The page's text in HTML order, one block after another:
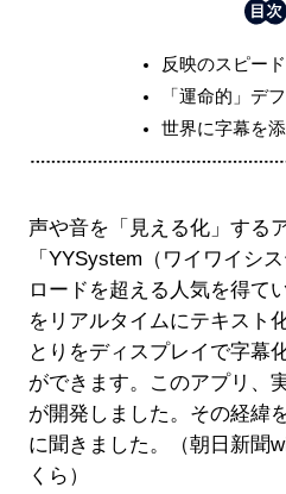
反映のスピー
「運命的」デ
世界に字幕を
声や音を「見える化」する
「YYSystem（ワイワイシ
ロードを超える人気を得て
をリアルタイムにテキスト
とりをディスプレイで字幕
ができます。このアプリ、
が開発しました。その経緯
に聞きました。（朝日新聞
くら）